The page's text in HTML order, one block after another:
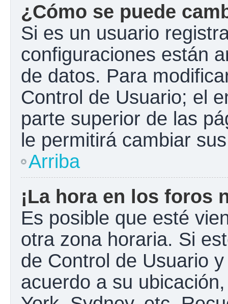
¿Cómo se puede
Si es un usuario
configuraciones están
de datos. Para
Control de Usuario; el
parte superior de las
le permitirá cambiar
Arriba
¡La hora en los foros
Es posible que esté
otra zona horaria. Si
de Control de Usuario
acuerdo a su